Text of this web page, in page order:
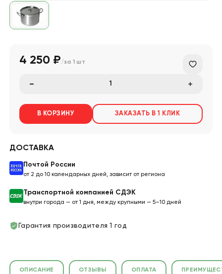
4 250 ₽/за 1 шт
В КОРЗИНУ ЗАКАЗАТЬ В 1 КЛИК
ДОСТАВКА
Почтой России
от 2 до 10 календарных дней, зависит от региона
Транспортной компанией СДЭК
внутри города — от 1 дня, между крупными — 5–10 дней
Гарантия производителя 1 год
ОПИСАНИЕ ОТЗЫВЫ ОПЛАТА